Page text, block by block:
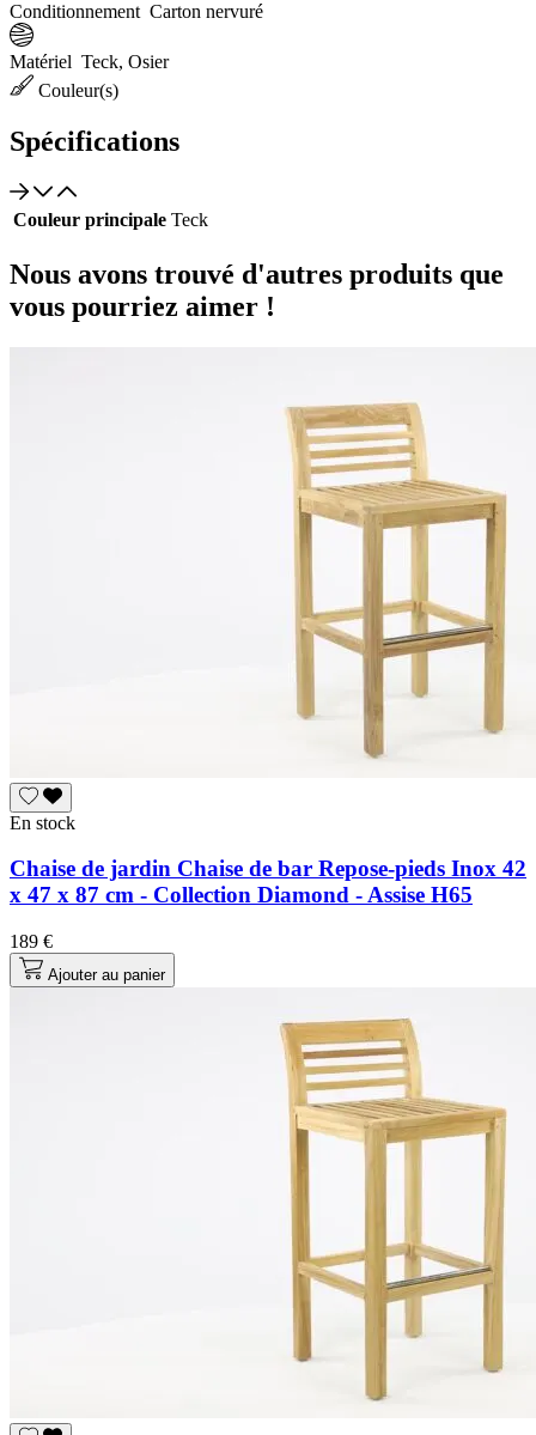
Conditionnement Carton nervuré
Matériel Teck, Osier
Couleur(s)
Spécifications
Couleur principale Teck
Nous avons trouvé d'autres produits que
vous pourriez aimer !
En stock
Chaise de jardin Chaise de bar Repose-pieds Inox 42
x 47 x 87 cm - Collection Diamond - Assise H65
189 €
Ajouter au panier